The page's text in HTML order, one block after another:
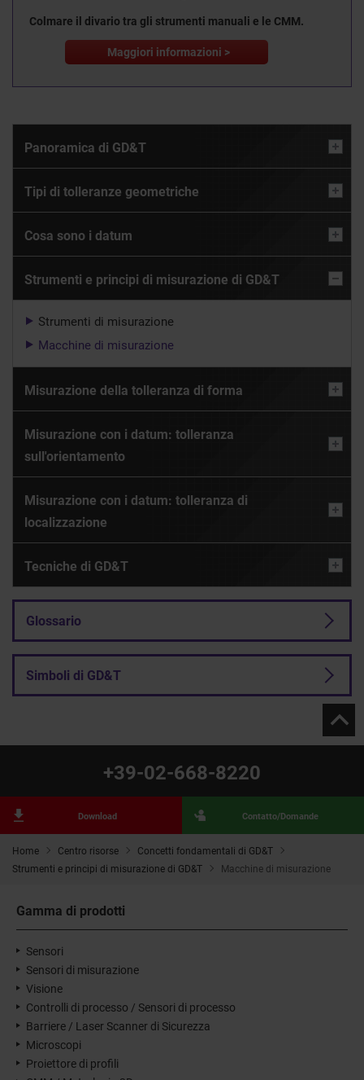
Home Centro risorse
Concetti fondamentali di GD&T
Strumenti e principi di misurazione di GD&T
Macchine di misurazione
Colmare il divario tra gli strumenti manuali e le CMM.
Maggiori informazioni >
Panoramica di GD&T
Tipi di tolleranze geometriche
Cosa sono i datum
Strumenti e principi di misurazione di GD&T
Strumenti di misurazione
Macchine di misurazione
Misurazione della tolleranza di forma
Misurazione con i datum: tolleranza
sull'orientamento
Misurazione con i datum: tolleranza di
localizzazione
Tecniche di GD&T
Glossario
Simboli di GD&T
+39-02-668-8220
Download Contatto/Domande
Gamma di prodotti
Sensori
Sensori di misurazione
Visione
Controlli di processo / Sensori di processo
Barriere / Laser Scanner di Sicurezza
Microscopi
Proiettore di profili